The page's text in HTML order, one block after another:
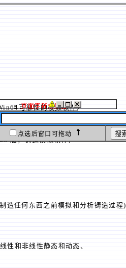
点选后窗口可拖动
可靠性的模拟软件）
版，铸造模拟软件）
造任何东西之前模拟和分析铸造过程)
和非线性静态和动态、